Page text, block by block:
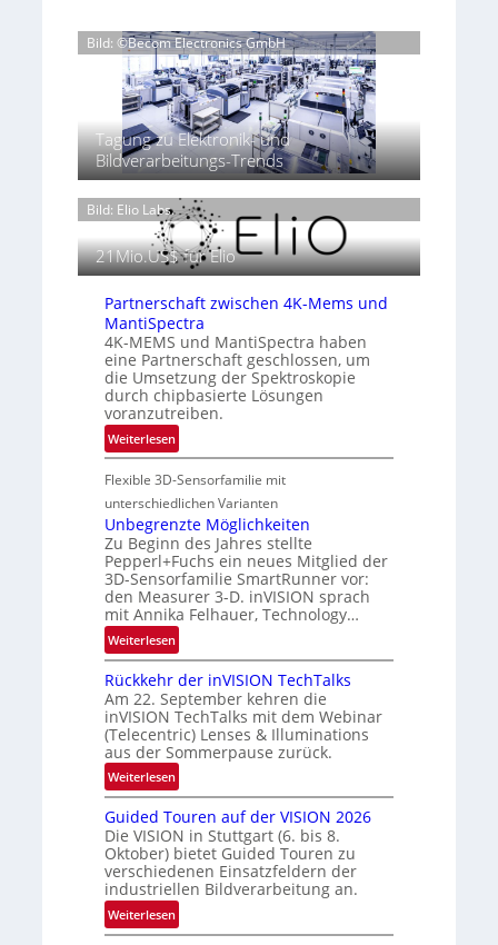
e
n
n
u
n
g
N
e
w
s
o
n
N
i
h
t
2
0
2
6
n
z
u
r
T
h
r
m
o
g
a
f
i
e
n
L
u
f
t
-
u
n
d
R
a
u
m
f
a
h
r
t
t
e
c
h
n
i
k
s
t
ä
r
k
t
P
r
ä
e
n
z
i
n
E
M
E
A
-
g
i
o
n
Bild: ©Becom Electronics GmbH
Tagung zu Elektronik- und
Bildverarbeitungs-Trends
Bild: Elio Labs.
21Mio.US$ für Elio
Partnerschaft zwischen 4K-Mems und
MantiSpectra
4K-MEMS und MantiSpectra haben
eine Partnerschaft geschlossen, um
die Umsetzung der Spektroskopie
durch chipbasierte Lösungen
voranzutreiben.
Weiterlesen:
P
a
r
t
n
e
r
s
c
h
f
t
z
w
i
s
c
h
e
n
4
K
Flexible 3D-Sensorfamilie mit
unterschiedlichen Varianten
Unbegrenzte Möglichkeiten
Zu Beginn des Jahres stellte
Pepperl+Fuchs ein neues Mitglied der
3D-Sensorfamilie SmartRunner vor:
den Measurer 3-D. inVISION sprach
mit Annika Felhauer, Technology…
Weiterlesen:
U
n
b
e
g
r
e
z
t
e
M
ö
g
Rückkehr der inVISION TechTalks
Am 22. September kehren die
inVISION TechTalks mit dem Webinar
(Telecentric) Lenses & Illuminations
aus der Sommerpause zurück.
Weiterlesen:
R
ü
c
k
k
e
h
Guided Touren auf der VISION 2026
Die VISION in Stuttgart (6. bis 8.
Oktober) bietet Guided Touren zu
verschiedenen Einsatzfeldern der
industriellen Bildverarbeitung an.
Weiterlesen:
G